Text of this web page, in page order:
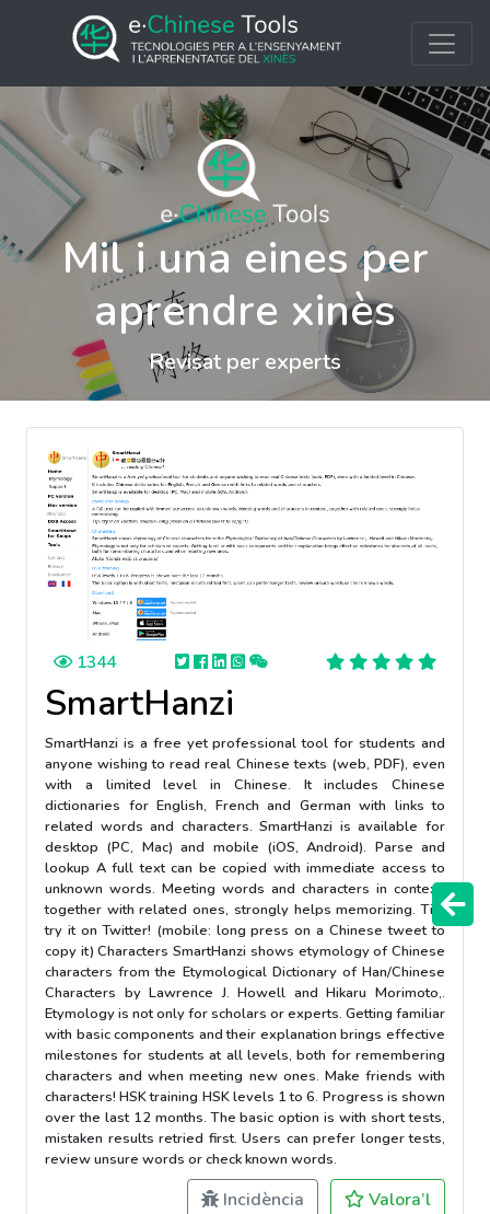
Mil i una eines per
aprendre xinès
Revisat per experts
1344
SmartHanzi
SmartHanzi is a free yet professional tool for students and
anyone wishing to read real Chinese texts (web, PDF), even
with a limited level in Chinese. It includes Chinese
dictionaries for English, French and German with links to
related words and characters. SmartHanzi is available for
desktop (PC, Mac) and mobile (iOS, Android). Parse and
lookup A full text can be copied with immediate access to
unknown words. Meeting words and characters in context,
together with related ones, strongly helps memorizing. Tip:
try it on Twitter! (mobile: long press on a Chinese tweet to
copy it) Characters SmartHanzi shows etymology of Chinese
characters from the Etymological Dictionary of Han/Chinese
Characters by Lawrence J. Howell and Hikaru Morimoto,.
Etymology is not only for scholars or experts. Getting familiar
with basic components and their explanation brings effective
milestones for students at all levels, both for remembering
characters and when meeting new ones. Make friends with
characters! HSK training HSK levels 1 to 6. Progress is shown
over the last 12 months. The basic option is with short tests,
mistaken results retried first. Users can prefer longer tests,
review unsure words or check known words.
Incidència Valora’l